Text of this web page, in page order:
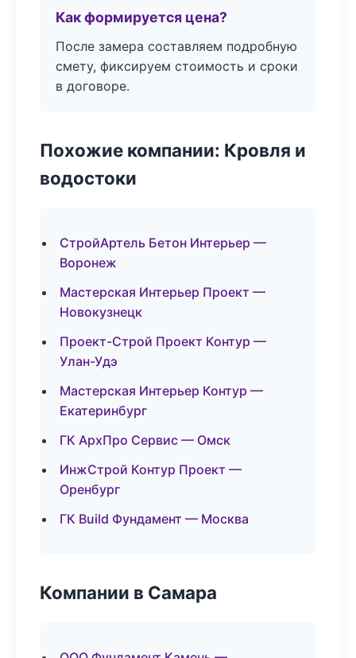
Как формируется цена?
После замера составляем подробную
смету, фиксируем стоимость и сроки
в договоре.
Похожие компании: Кровля и
водостоки
СтройАртель Бетон Интерьер —
Воронеж
Мастерская Интерьер Проект —
Новокузнецк
Проект-Строй Проект Контур —
Улан-Удэ
Мастерская Интерьер Контур —
Екатеринбург
ГК АрхПро Сервис — Омск
ИнжСтрой Контур Проект —
Оренбург
ГК Build Фундамент — Москва
Компании в Самара